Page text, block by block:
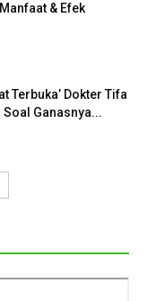
& Efek
Terbuka’ Dokter Tifa
Ganasnya...